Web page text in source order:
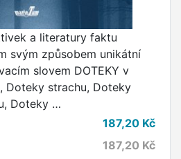
a literatury faktu
svým způsobem unikátní
slovem DOTEKY v
Doteky strachu, Doteky
Doteky …
187,20 Kč
187,20 Kč